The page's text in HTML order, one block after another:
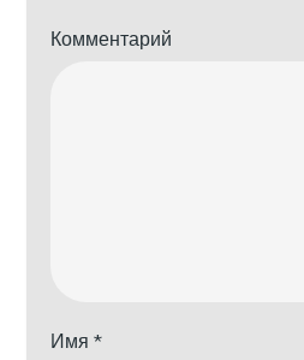
Комментарий
Имя*